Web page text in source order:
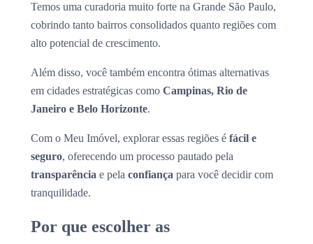
Temos uma curadoria muito forte na Grande São Paulo,
cobrindo tanto bairros consolidados quanto regiões com
alto potencial de crescimento.
Além disso, você também encontra ótimas alternativas
em cidades estratégicas como Campinas, Rio de
Janeiro e Belo Horizonte.
Com o Meu Imóvel, explorar essas regiões é fácil e
seguro, oferecendo um processo pautado pela
transparência e pela confiança para você decidir com
tranquilidade.
Por que escolher as